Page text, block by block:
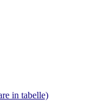
in tabelle)